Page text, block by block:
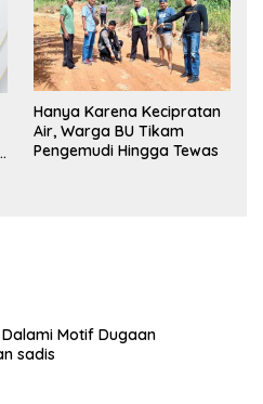
Hanya Karena Kecipratan
Air, Warga BU Tikam
Pengemudi Hingga Tewas
Dalami Motif Dugaan
sadis